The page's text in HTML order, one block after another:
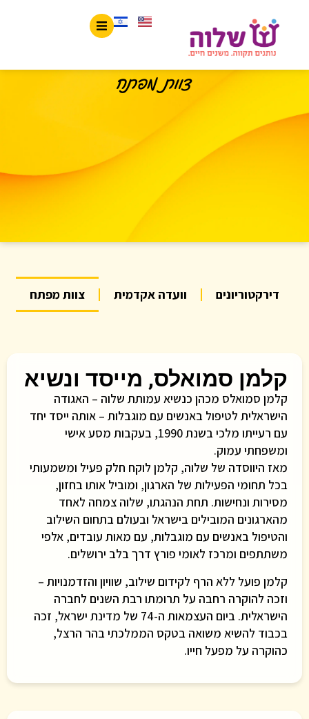
צוות מפתח
דירקטוריונים וועדה אקדמית צוות מפתח
קלמן סמואלס, מייסד ונשיא
קלמן סמואלס מכהן כנשיא עמותת שלוה – האגודה
הישראלית לטיפול באנשים עם מוגבלות – אותה ייסד יחד
עם רעייתו מלכי בשנת 1990, בעקבות מסע אישי
ומשפחתי עמוק.
מאז היווסדה של שלוה, קלמן לוקח חלק פעיל ומשמעותי
בכל תחומי הפעילות של הארגון, ומוביל אותו בחזון,
מסירות ונחישות. תחת הנהגתו, שלוה צמחה לאחד
מהארגונים המובילים בישראל ובעולם בתחום השילוב
והטיפול באנשים עם מוגבלות, עם מאות עובדים, אלפי
משתתפים ומרכז לאומי פורץ דרך בלב ירושלים.
קלמן פועל ללא הרף לקידום שילוב, שוויון והזדמנויות –
וזכה להוקרה רחבה על תרומתו רבת השנים לחברה
הישראלית. ביום העצמאות ה-74 של מדינת ישראל, זכה
בכבוד להשיא משואה בטקס הממלכתי בהר הרצל,
כהוקרה על מפעל חייו.